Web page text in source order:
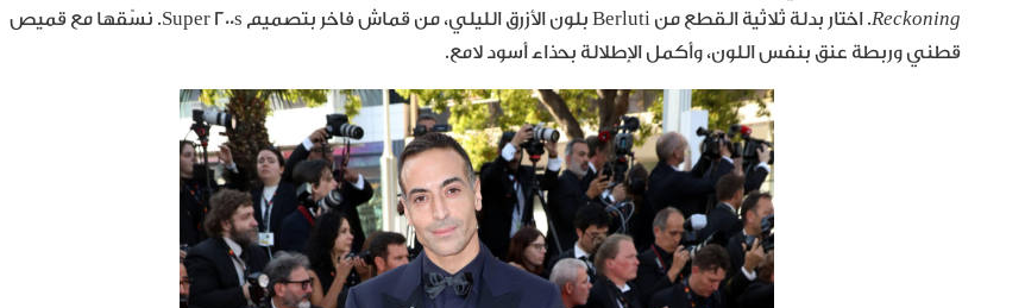
Reckoning
. اختار بدلة ثلاثية القطع من Berluti بلون الأزرق الليلي، من قماش فاخر بتصميم Super 200s. نسّقها مع قميص
قطني وربطة عنق بنفس اللون، وأكمل الإطلالة بحذاء أسود لامع.